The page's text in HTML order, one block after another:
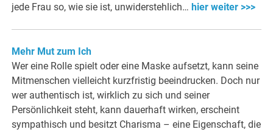
jede Frau so, wie sie ist, unwiderstehlich… hier weiter >>>
Mehr Mut zum Ich
Wer eine Rolle spielt oder eine Maske aufsetzt, kann seine
Mitmenschen vielleicht kurzfristig beeindrucken. Doch nur
wer authentisch ist, wirklich zu sich und seiner
Persönlichkeit steht, kann dauerhaft wirken, erscheint
sympathisch und besitzt Charisma – eine Eigenschaft, die